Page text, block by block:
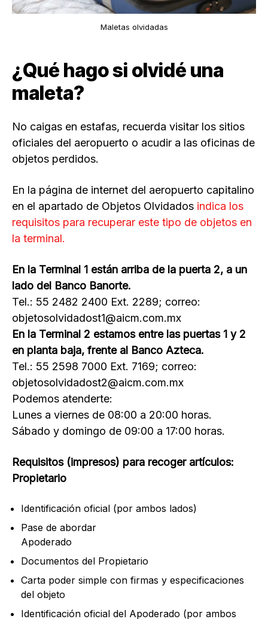
Maletas olvidadas
¿Qué hago si olvidé una
maleta?
No caigas en estafas, recuerda visitar los sitios
oficiales del aeropuerto o acudir a las oficinas de
objetos perdidos.
En la página de internet del aeropuerto capitalino
en el apartado de Objetos Olvidados indica los
requisitos para recuperar este tipo de objetos en
la terminal.
En la Terminal 1 están arriba de la puerta 2, a un
lado del Banco Banorte.
Tel.: 55 2482 2400 Ext. 2289; correo:
objetosolvidadost1@aicm.com.mx
En la Terminal 2 estamos entre las puertas 1 y 2
en planta baja, frente al Banco Azteca.
Tel.: 55 2598 7000 Ext. 7169; correo:
objetosolvidadost2@aicm.com.mx
Podemos atenderte:
Lunes a viernes de 08:00 a 20:00 horas.
Sábado y domingo de 09:00 a 17:00 horas.
Requisitos (impresos) para recoger artículos:
Propietario
Identificación oficial (por ambos lados)
Pase de abordar
Apoderado
Documentos del Propietario
Carta poder simple con firmas y especificaciones
del objeto
Identificación oficial del Apoderado (por ambos